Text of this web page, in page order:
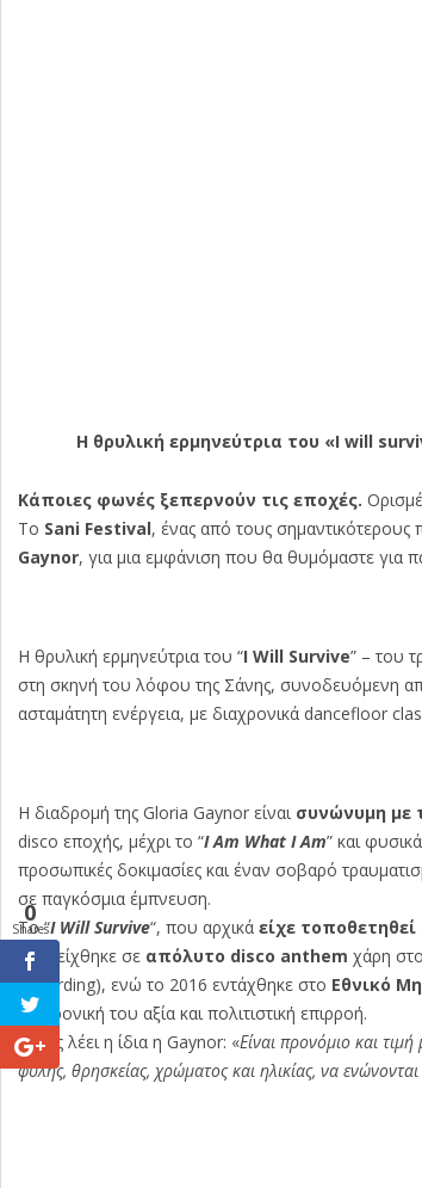
Η θρυλική ερμηνεύτρια του «I will
Κάποιες φωνές ξεπερνούν τις εποχές.
Το Sani Festival, ένας από τους σημαντικότερους
Gaynor, για μια εμφάνιση που θα θυμόμαστε για
Η θρυλική ερμηνεύτρια του “I Will Survive” – του
στη σκηνή του λόφου της Σάνης, συνοδευόμενη
ασταμάτητη ενέργεια, με διαχρονικά dancefloor
Η διαδρομή της Gloria Gaynor είναι συνώνυμη με
disco εποχής, μέχρι το “I Am What I Am” και
προσωπικές δοκιμασίες και έναν σοβαρό
σε παγκόσμια έμπνευση.
Το “I Will Survive“, που αρχικά είχε
αναδείχθηκε σε απόλυτο disco anthem χάρη
Recording), ενώ το 2016 εντάχθηκε στο Εθνικό
διαχρονική του αξία και πολιτιστική επιρροή.
Όπως λέει η ίδια η Gaynor: «Είναι προνόμιο και
φυλής, θρησκείας, χρώματος και ηλικίας, να
0
Shares